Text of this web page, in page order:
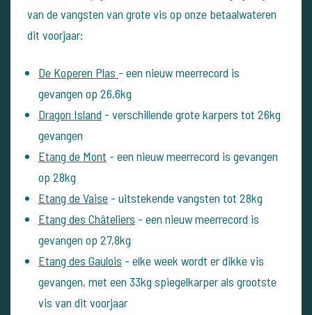
van de vangsten van grote vis op onze betaalwateren
dit voorjaar:
De Koperen Plas - een nieuw meerrecord is
gevangen op 26,6kg
Dragon Island - verschillende grote karpers tot 26kg
gevangen
Etang de Mont - een nieuw meerrecord is gevangen
op 28kg
Etang de Vaise - uitstekende vangsten tot 28kg
Etang des Châteliers - een nieuw meerrecord is
gevangen op 27,8kg
Etang des Gaulois - elke week wordt er dikke vis
gevangen, met een 33kg spiegelkarper als grootste
vis van dit voorjaar